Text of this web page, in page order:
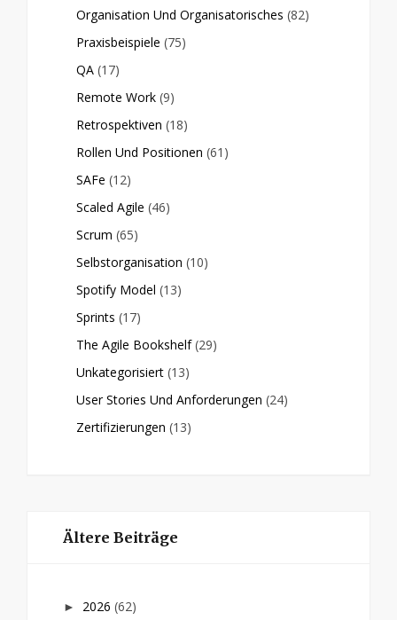
Organisation Und Organisatorisches (82)
Praxisbeispiele (75)
QA (17)
Remote Work (9)
Retrospektiven (18)
Rollen Und Positionen (61)
SAFe (12)
Scaled Agile (46)
Scrum (65)
Selbstorganisation (10)
Spotify Model (13)
Sprints (17)
The Agile Bookshelf (29)
Unkategorisiert (13)
User Stories Und Anforderungen (24)
Zertifizierungen (13)
Ältere Beiträge
► 2026 (62)